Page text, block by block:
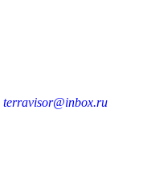
terravisor@inbox.ru